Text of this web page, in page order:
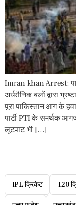
Imran khan Arrest:
अर्धसैनिक बलों द्वारा
पूरा पाकिस्तान आग के
पार्टी PTI के समर्थक
लूटपाट भी […]
IPL क्रिकेट T20